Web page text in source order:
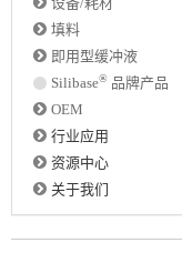
填料
即用型缓冲液
Silibase® 品牌产品
OEM
行业应用
资源中心
关于我们